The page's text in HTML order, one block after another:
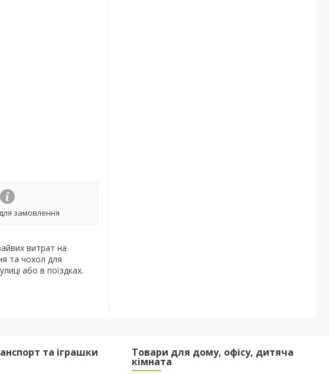
замовлення
витрат на
та чохол для
або в поїздках.
та іграшки Товари для дому, офісу, дитяча
кімната